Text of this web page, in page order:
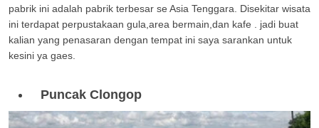
pabrik ini adalah pabrik terbesar se Asia Tenggara. Disekitar wisata
ini terdapat perpustakaan gula,area bermain,dan kafe . jadi buat
kalian yang penasaran dengan tempat ini saya sarankan untuk
kesini ya gaes.
Puncak Clongop